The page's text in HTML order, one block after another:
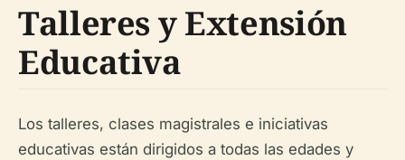
Talleres y Extensión
Educativa
Los talleres, clases magistrales e iniciativas
educativas están dirigidos a todas las edades y